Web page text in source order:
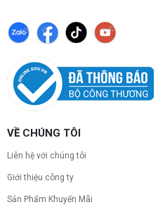
VỀ CHÚNG TÔI
Liên hệ với chúng tôi
Giới thiệu công ty
Sản Phẩm Khuyến Mãi